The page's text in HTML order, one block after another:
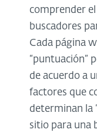
comprender
buscadores
Cada página
“puntuación”
de acuerdo a
factores que
determinan la
sitio para una